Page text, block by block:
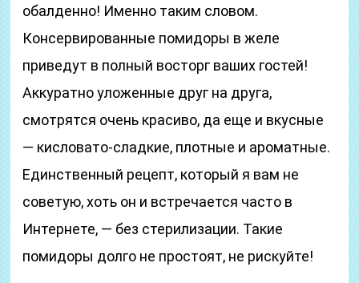
обалденно! Именно таким словом.
Консервированные помидоры в желе
приведут в полный восторг ваших гостей!
Аккуратно уложенные друг на друга,
смотрятся очень красиво, да еще и вкусные
— кисловато-сладкие, плотные и ароматные.
Единственный рецепт, который я вам не
советую, хоть он и встречается часто в
Интернете, — без стерилизации. Такие
помидоры долго не простоят, не рискуйте!